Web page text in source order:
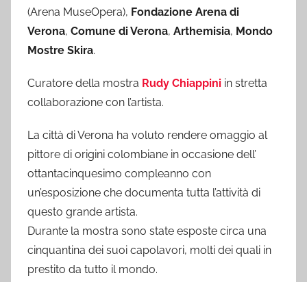
(Arena MuseOpera), Fondazione Arena di
Verona, Comune di Verona, Arthemisia, Mondo
Mostre Skira.
Curatore della mostra Rudy Chiappini in stretta
collaborazione con l’artista.
La città di Verona ha voluto rendere omaggio al
pittore di origini colombiane in occasione dell’
ottantacinquesimo compleanno con
un’esposizione che documenta tutta l’attività di
questo grande artista.
Durante la mostra sono state esposte circa una
cinquantina dei suoi capolavori, molti dei quali in
prestito da tutto il mondo.